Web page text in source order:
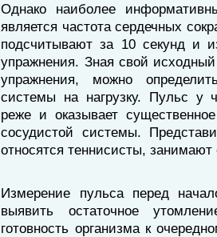
Однако наиболее
является частота сердечных
подсчитывают за 10 секунд и
упражнения. Зная свой
упражнения, можно
системы на нагрузку. Пульс у
реже и оказывает
сосудистой системы.
относятся теннисисты,
Измерение пульса перед
выявить остаточное
готовность организма к